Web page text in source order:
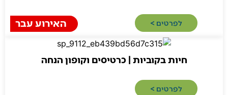
לפרטים >​ האירוע עבר
חיות בקוביות | כרטיסים וקופון הנחה
לפרטים >​